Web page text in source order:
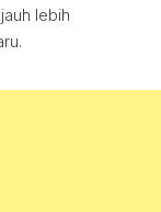
lebih